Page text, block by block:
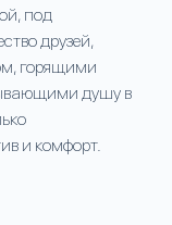
под
друзей,
горящими
душу в
и комфорт.